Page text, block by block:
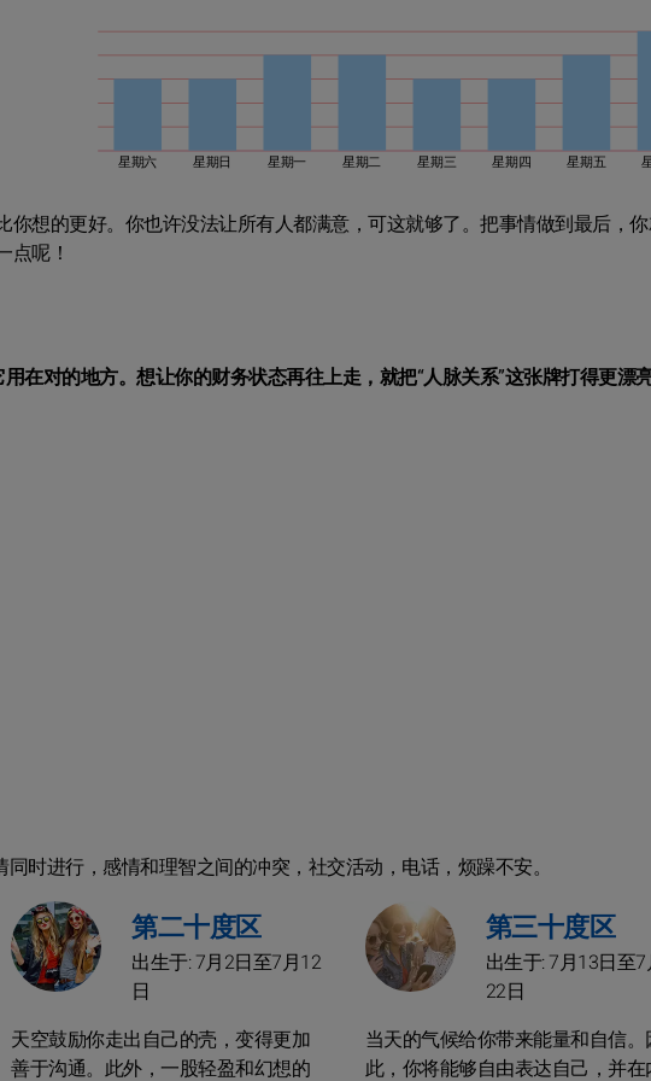
星期六 星期日 星期一 星期二 星期三 星期四 星期五
想的更好。你也许没法让所有人都满意，可这就够了。把事情做到最后，
点呢！
在对的地方。想让你的财务状态再往上走，就把“人脉关系”这张牌打得更漂亮
时进行，感情和理智之间的冲突，社交活动，电话，烦躁不安。
第二十度区
出生于: 7月2日至7月12
日
天空鼓励你走出自己的壳，变得更加
善于沟通。此外，一股轻盈和幻想的
第三十度区
出生于: 7月13日至7
22日
当天的气候给你带来能量和自信。
此，你将能够自由表达自己，并在